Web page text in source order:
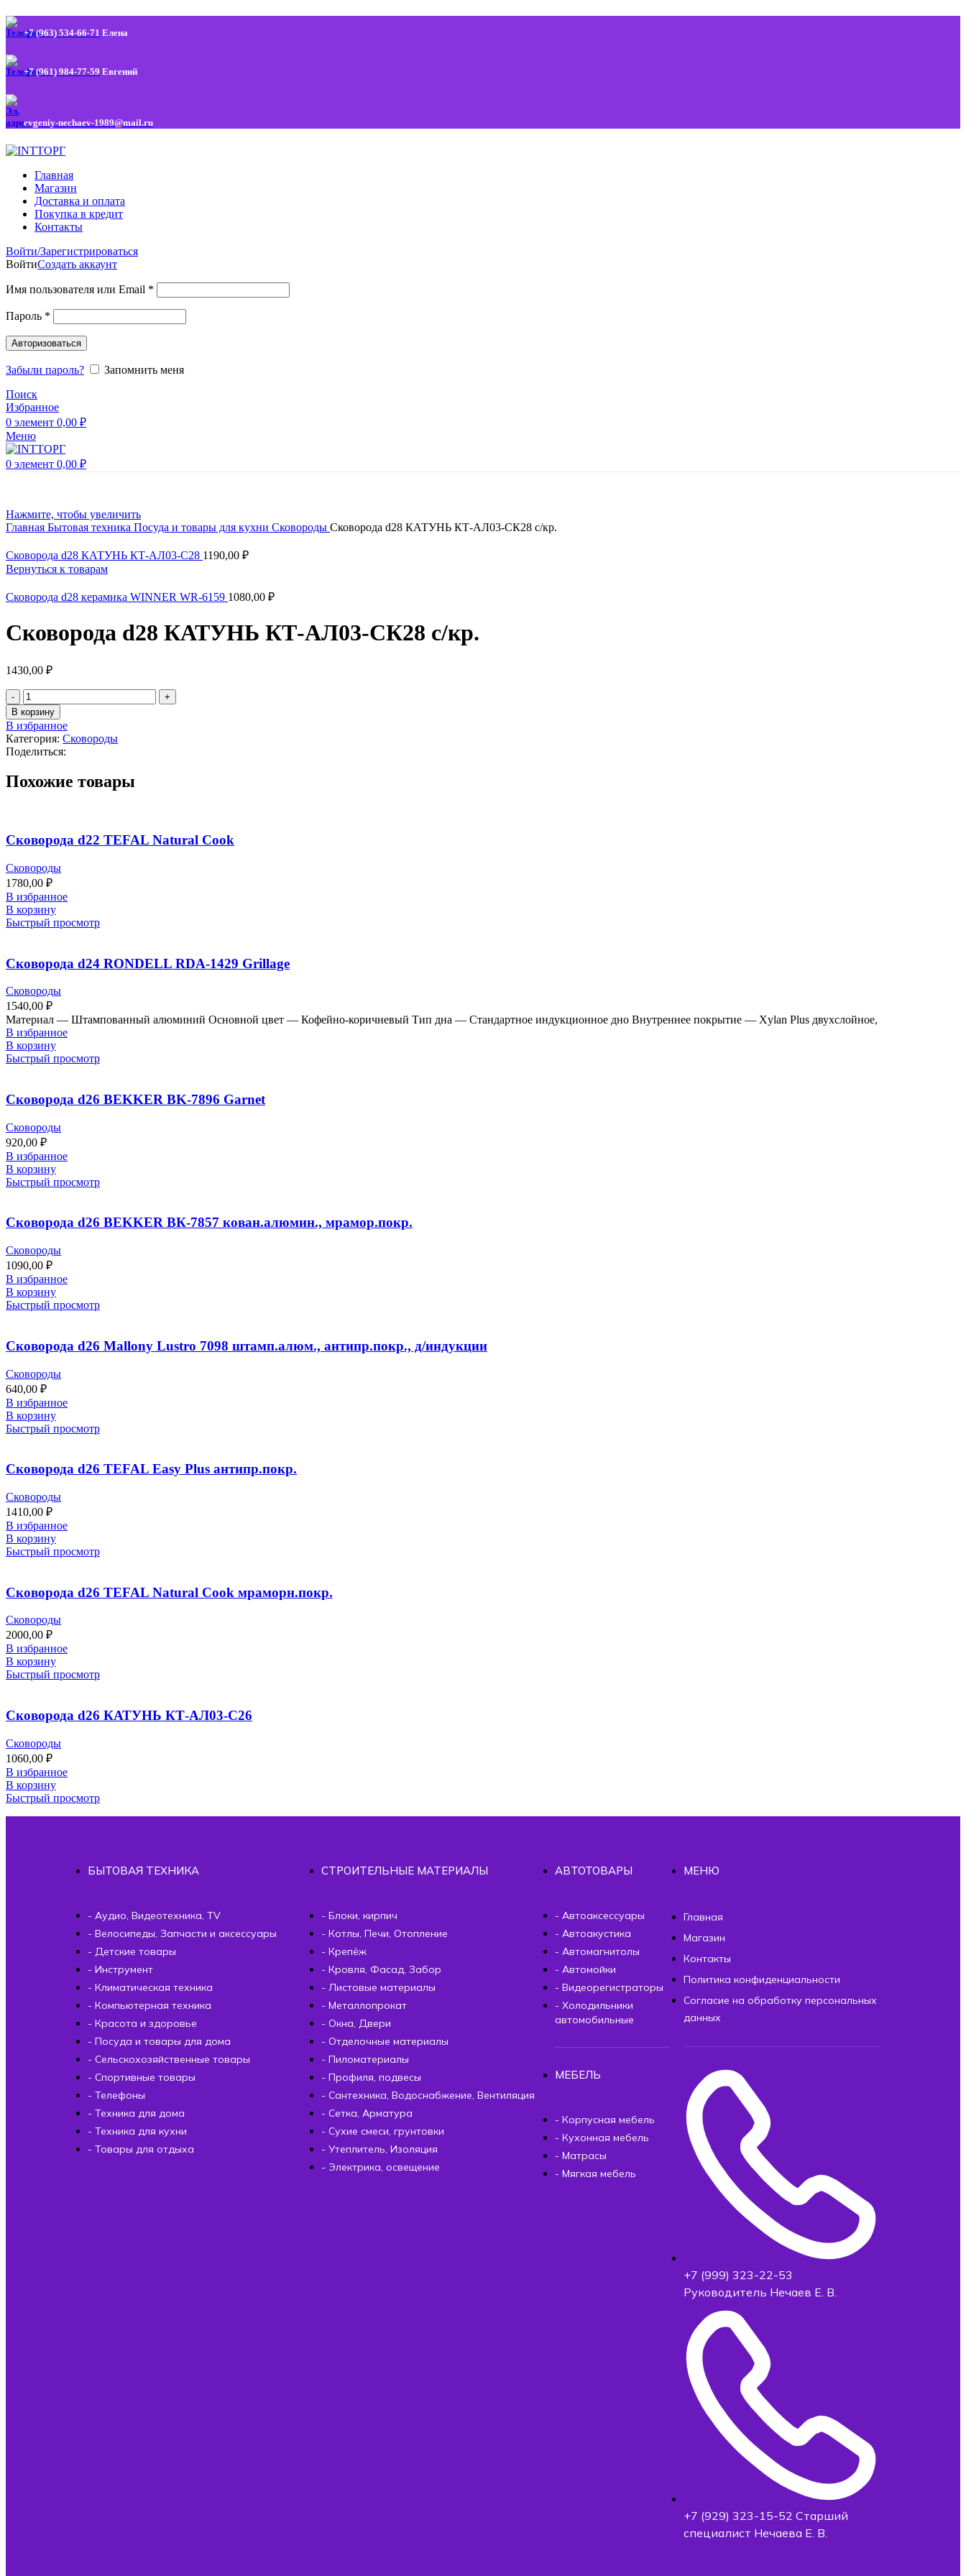
+7 (963) 534-66-71 Елена
+7 (961) 984-77-59 Евгений
evgeniy-nechaev-1989@mail.ru
Главная
Магазин
Доставка и оплата
Покупка в кредит
Контакты
Войти/Зарегистрироваться
ВойтиСоздать аккаунт
Имя пользователя или Email *
Пароль *
Авторизоваться
Забыли пароль?
Запомнить меня
Поиск
Избранное
0 элемент 0,00 ₽
Меню
0 элемент 0,00 ₽
Нажмите, чтобы увеличить
Главная Бытовая техника Посуда и товары для кухни Сковороды Сковорода d28 КАТУНЬ КТ-АЛ03-СК28 с/кр.
Сковорода d28 КАТУНЬ КТ-АЛ03-С28 1190,00 ₽
Вернуться к товарам
Сковорода d28 керамика WINNER WR-6159 1080,00 ₽
Сковорода d28 КАТУНЬ КТ-АЛ03-СК28 с/кр.
1430,00 ₽
В корзину
В избранное
Категория: Сковороды
Поделиться:
Похожие товары
Сковорода d22 TEFAL Natural Cook
Сковороды
1780,00 ₽
В избранное
В корзину
Быстрый просмотр
Сковорода d24 RONDELL RDA-1429 Grillage
Сковороды
1540,00 ₽
Материал — Штампованный алюминий Основной цвет — Кофейно-коричневый Тип дна — Стандартное индукционное дно Внутреннее покрытие — Xylan Plus двухслойное,
В избранное
В корзину
Быстрый просмотр
Сковорода d26 BEKKER BK-7896 Garnet
Сковороды
920,00 ₽
В избранное
В корзину
Быстрый просмотр
Сковорода d26 BEKKER ВК-7857 кован.алюмин., мрамор.покр.
Сковороды
1090,00 ₽
В избранное
В корзину
Быстрый просмотр
Сковорода d26 Mallony Lustro 7098 штамп.алюм., антипр.покр., д/индукции
Сковороды
640,00 ₽
В избранное
В корзину
Быстрый просмотр
Сковорода d26 TEFAL Easy Plus антипр.покр.
Сковороды
1410,00 ₽
В избранное
В корзину
Быстрый просмотр
Сковорода d26 TEFAL Natural Cook мраморн.покр.
Сковороды
2000,00 ₽
В избранное
В корзину
Быстрый просмотр
Сковорода d26 КАТУНЬ КТ-АЛ03-С26
Сковороды
1060,00 ₽
В избранное
В корзину
Быстрый просмотр
БЫТОВАЯ ТЕХНИКА
- Аудио, Видеотехника, TV
- Велосипеды, Запчасти и аксессуары
- Детские товары
- Инструмент
- Климатическая техника
- Компьютерная техника
- Красота и здоровье
- Посуда и товары для дома
- Сельскохозяйственные товары
- Спортивные товары
- Телефоны
- Техника для дома
- Техника для кухни
- Товары для отдыха
СТРОИТЕЛЬНЫЕ МАТЕРИАЛЫ
- Блоки, кирпич
- Котлы, Печи, Отопление
- Крепёж
- Кровля, Фасад, Забор
- Листовые материалы
- Металлопрокат
- Окна, Двери
- Отделочные материалы
- Пиломатериалы
- Профиля, подвесы
- Сантехника, Водоснабжение, Вентиляция
- Сетка, Арматура
- Сухие смеси, грунтовки
- Утеплитель, Изоляция
- Электрика, освещение
АВТОТОВАРЫ
- Автоаксессуары
- Автоакустика
- Автомагнитолы
- Автомойки
- Видеорегистраторы
- Холодильники
автомобильные
МЕБЕЛЬ
- Корпусная мебель
- Кухонная мебель
- Матрасы
- Мягкая мебель
МЕНЮ
Главная
Магазин
Контакты
Политика конфиденциальности
Согласие на обработку персональных
данных
+7 (999) 323-22-53
Руководитель Нечаев Е. В.
+7 (929) 323-15-52 Старший
специалист Нечаева Е. В.